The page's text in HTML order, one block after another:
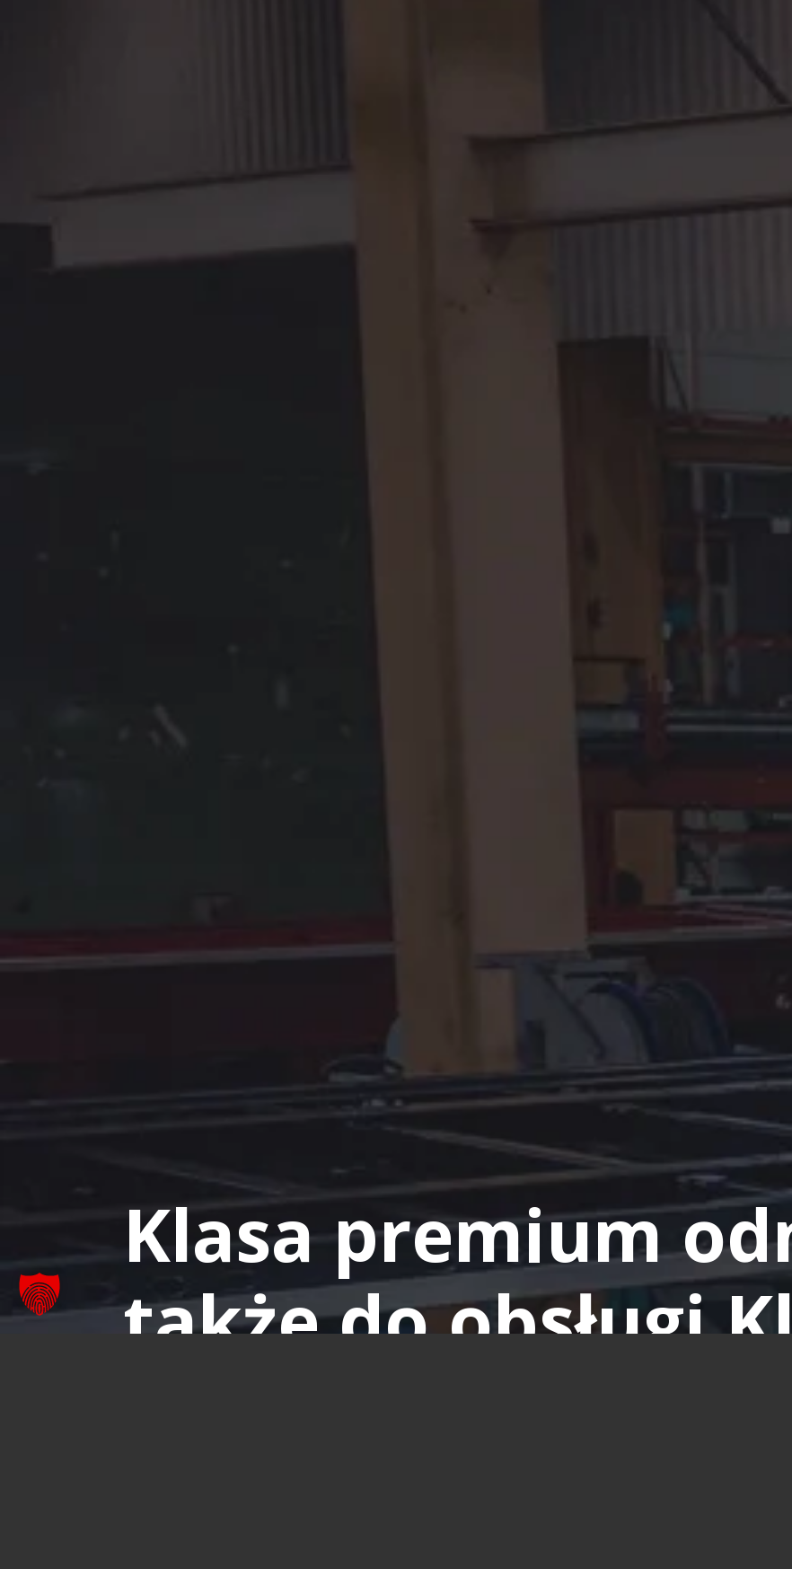
Klasa premium
także do obsługi